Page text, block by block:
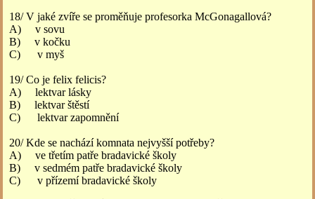
18/ V jaké zvíře se proměňuje profesorka McGonagallová?
A) v sovu
B) v kočku
C) v myš
19/ Co je felix felicis?
A) lektvar lásky
B) lektvar štěstí
C) lektvar zapomnění
20/ Kde se nachází komnata nejvyšší potřeby?
A) ve třetím patře bradavické školy
B) v sedmém patře bradavické školy
C) v přízemí bradavické školy